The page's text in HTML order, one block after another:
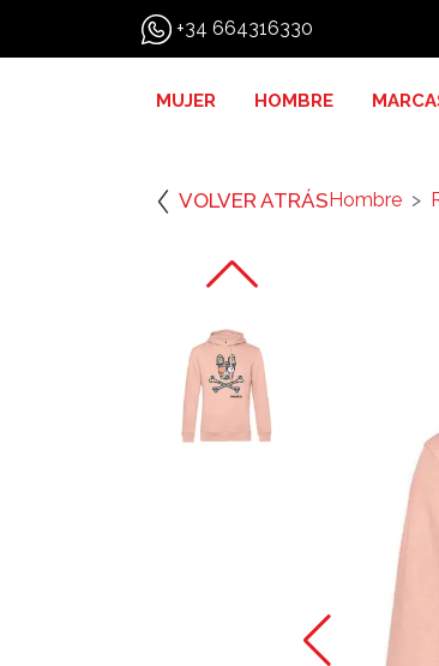
+34 664316330
MUJER HOMBRE
VOLVER ATRÁSHombre